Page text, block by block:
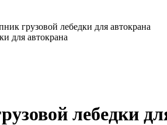
грузовой лебедки для автокрана
для автокрана
лебедки